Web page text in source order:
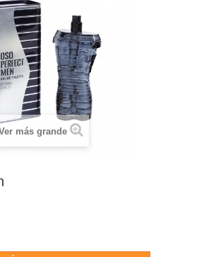
más grande